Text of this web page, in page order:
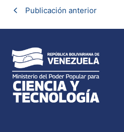
Publicación anterior